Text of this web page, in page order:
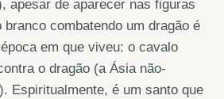
apesar de aparecer nas figuras
branco combatendo um dragão é
em que viveu: o cavalo
o dragão (a Ásia não-
Espiritualmente, é um santo que